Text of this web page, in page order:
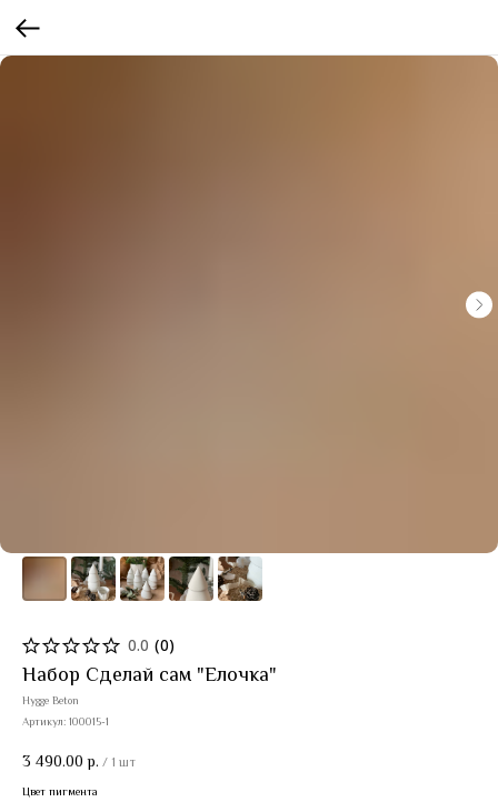
0.0 (0)
Набор Сделай сам "Елочка"
Hygge Beton
Артикул: 100015-1
3 490.00 р. / 1 шт
Цвет пигмента